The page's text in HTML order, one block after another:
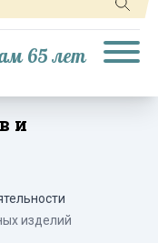
65 лет
и
изделий